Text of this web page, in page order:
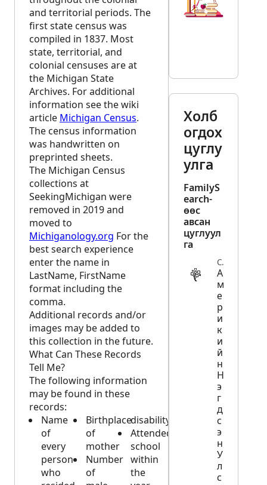
and territorial periods. The
first state census was
compiled in 1837. Most
state, territorial, and
colonial censuses are at
the Michigan State
Archives. For additional
information see the wiki
article Michigan Census.
The census information
was handwritten on
preprinted sheets.
The Michigan Census
collections at
SeekingMichigan were
removed in 2019 and
moved to
Michiganology.org For the
best search experience
enter the name in
LastName, FirstName
format including the
comma.
Additional records and/or
images may be added to
this collection in the future.
What Can These Records
Tell Me?
The following information
may be found in these
records:
Name
of
every
person
who
Birthplace
of
mother
Number
of
disability
Attended
school
within
the
Холб
огдох
цуглу
улга
FamilyS
earch-
өөс
авсан
цуглуул
га
CENSUS
А
м
е
р
и
к
и
й
н
Н
э
г
д
с
э
н
У
л
с